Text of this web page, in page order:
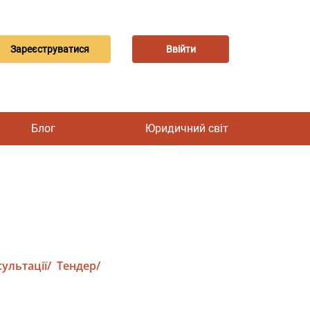
Зареєструватися Ввійти
Блог Юридичний світ
Тендер/